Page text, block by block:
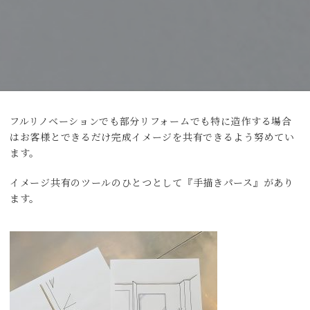
フルリノベーションでも部分リフォームでも特に造作する場合
はお客様とできるだけ完成イメージを共有できるよう努めてい
ます。
イメージ共有のツールのひとつとして『手描きパース』があり
ます。